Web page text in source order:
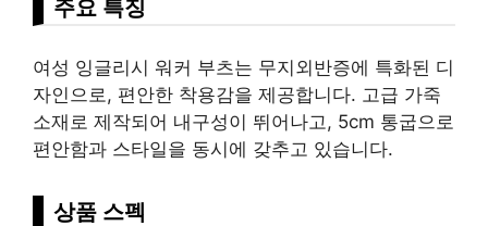
주요 특징
여성 잉글리시 워커 부츠는 무지외반증에 특화된 디
자인으로, 편안한 착용감을 제공합니다. 고급 가죽
소재로 제작되어 내구성이 뛰어나고, 5cm 통굽으로
편안함과 스타일을 동시에 갖추고 있습니다.
상품 스펙